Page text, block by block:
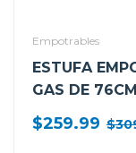
Empotrables
ESTUFA
GAS DE
$259.99